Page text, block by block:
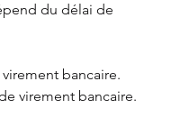
du délai de
bancaire.
virement bancaire.